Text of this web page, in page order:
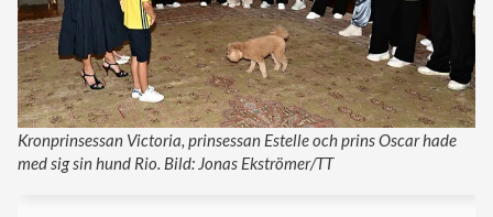
Kronprinsessan Victoria, prinsessan Estelle och prins Oscar hade
med sig sin hund Rio. Bild: Jonas Ekströmer/TT